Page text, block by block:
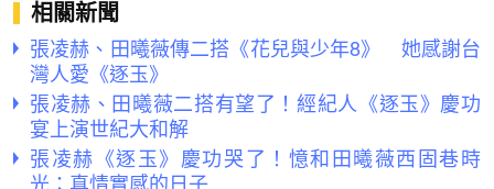
相關新聞
張凌赫、田曦薇傳二搭《花兒與少年8》 她感謝台
灣人愛《逐玉》
張凌赫、田曦薇二搭有望了！經紀人《逐玉》慶功
宴上演世紀大和解
張凌赫《逐玉》慶功哭了！憶和田曦薇西固巷時
光：真情實感的日子